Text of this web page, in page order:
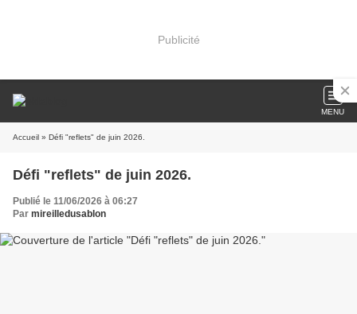
Publicité
MENU
Accueil » Défi "reflets" de juin 2026.
Défi "reflets" de juin 2026.
Publié le 11/06/2026 à 06:27
Par mireilledusablon